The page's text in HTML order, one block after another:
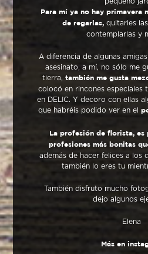
Para mí ya no hay primavera
de regarlas, quitarles
contemplarlas y
A diferencia de algunas
asesinato, a mí, no sólo me
tierra, también me gusta
colocó en rincones especiales
en DELIC. Y decoro con ellas
que habréis podido ver en el
La profesión de florista, es
profesiones más bonitas
además de hacer felices a los
también lo eres tu
También disfruto mucho
dejo algunos
Elena
Más en